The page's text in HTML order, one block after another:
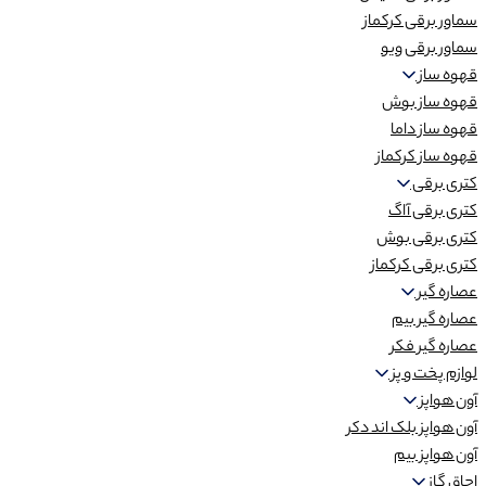
سماور برقی کرکماز
سماور برقی ویو
قهوه ساز
قهوه ساز بوش
قهوه ساز داما
قهوه ساز کرکماز
کتری برقی
کتری برقی آاگ
کتری برقی بوش
کتری برقی کرکماز
عصاره گیر
عصاره گیر بیم
عصاره گیر فکر
لوازم پخت و پز
آون هواپز
آون هواپز بلک اند دکر
آون هواپز بیم